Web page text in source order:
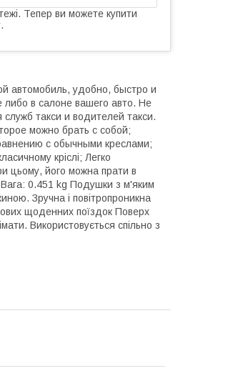
Тепер ви можете купити
автомобиль, удобно, быстро и
в салоне вашего авто. Не
такси и водителей такси.
можно брать с собой;
с обычными креслами;
кріслі; Легко
цьому, його можна прати в
0.451 kg Подушки з м'яким
Зручна і повітропроникна
щоденних поїздок Поверх
Використовується спільно з